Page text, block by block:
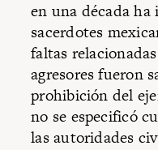
en una década ha
sacerdotes
faltas
agresores fueron
prohibición del
no se especificó
las autoridades